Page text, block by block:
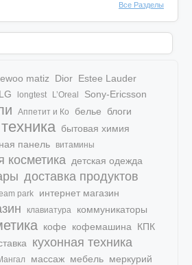
Все Разделы
matiz Dior Estee Lauder
LG longtest L’Oreal Sony-Ericsson
Аппетит и Ко белье блоги
бытовая химия
панель
витамины
косметика детская одежда
доставка продуктов
park интернет магазин
клавиатура
коммуникаторы
кофе кофемашина
КПК
кухонная техника
массаж мебель меркурий